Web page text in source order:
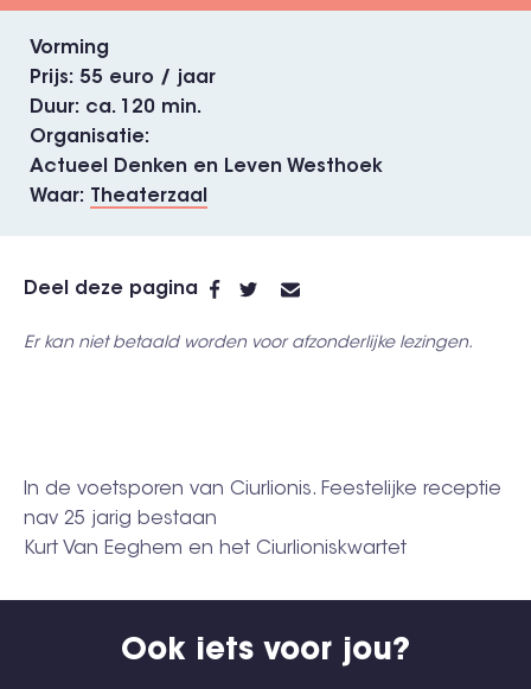
Vorming
Prijs
55 euro / jaar
Duur
ca. 120 min.
Organisatie
Actueel Denken en Leven Westhoek
Waar
Theaterzaal
Deel deze pagina
Er kan niet betaald worden voor afzonderlijke lezingen.
In de voetsporen van Ciurlionis. Feestelijke receptie
nav 25 jarig bestaan
Kurt Van Eeghem en het Ciurlioniskwartet
Ook iets voor jou?